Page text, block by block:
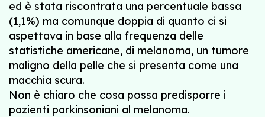
ed è stata riscontrata una percentuale bassa
(1,1%) ma comunque doppia di quanto ci si
aspettava in base alla frequenza delle
statistiche americane, di melanoma, un tumore
maligno della pelle che si presenta come una
macchia scura.
Non è chiaro che cosa possa predisporre i
pazienti parkinsoniani al melanoma.